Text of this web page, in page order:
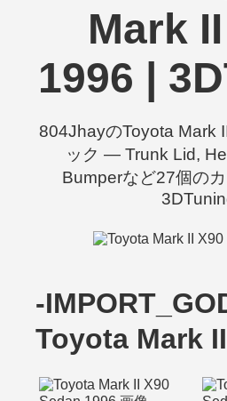
Mark
1996 |
804JhayのToyota Mark
ック — Trunk Lid,
Bumperなど27個のカ
-
Toyota Mark